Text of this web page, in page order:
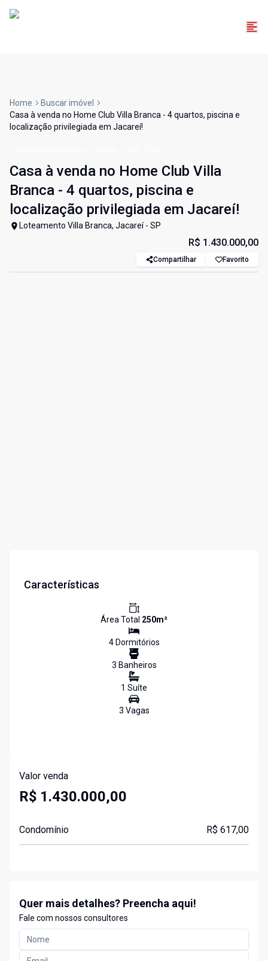
Home
Buscar imóvel
Casa à venda no Home Club Villa Branca - 4 quartos, piscina e
localização privilegiada em Jacareí!
Casa à venda no Home Club Villa
Branca - 4 quartos, piscina e
localização privilegiada em Jacareí!
Loteamento Villa Branca, Jacareí - SP
R$ 1.430.000,00
Compartilhar Favorito
Características
Área Total 250m²
4Dormitórios
3 Banheiros
1 Suíte
3 Vagas
Valor venda
R$ 1.430.000,00
Condomínio R$ 617,00
Quer mais detalhes? Preencha aqui!
Fale com nossos consultores